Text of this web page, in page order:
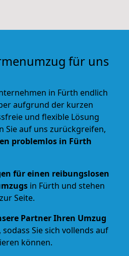
für uns
in Fürth endlich
aufgrund der kurzen
und flexible Lösung
Sie auf uns zurückgreifen,
problemlos in Fürth
für einen reibungslosen
in Fürth und stehen
Seite.
Partner Ihren Umzug
Sie sich vollends auf
können.